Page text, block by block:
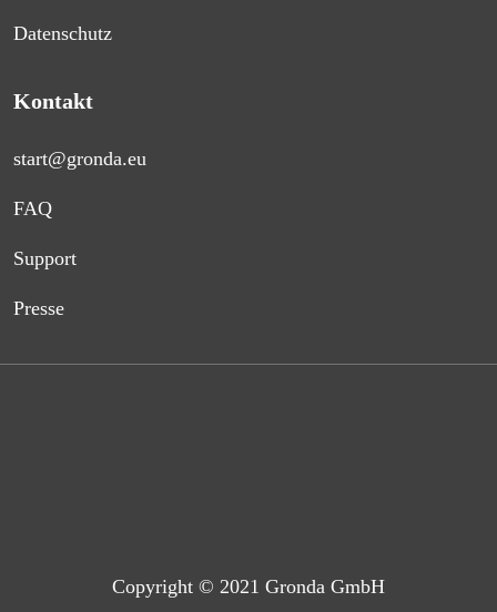
Datenschutz
Kontakt
start@gronda.eu
FAQ
Support
Presse
Copyright © 2021 Gronda GmbH